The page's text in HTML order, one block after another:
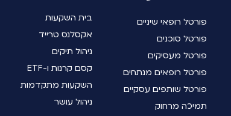
פורטל רופאי שיניים
פורטל סוכנים
פורטל מעסיקים
פורטל רופאים מנתחים
פורטל שותפים עסקיים
תמיכה מרחוק
בית השקעות
אקסלנס טרייד
ניהול תיקים
קסם קרנות ו-ETF
השקעות מתקדמות
ניהול עושר